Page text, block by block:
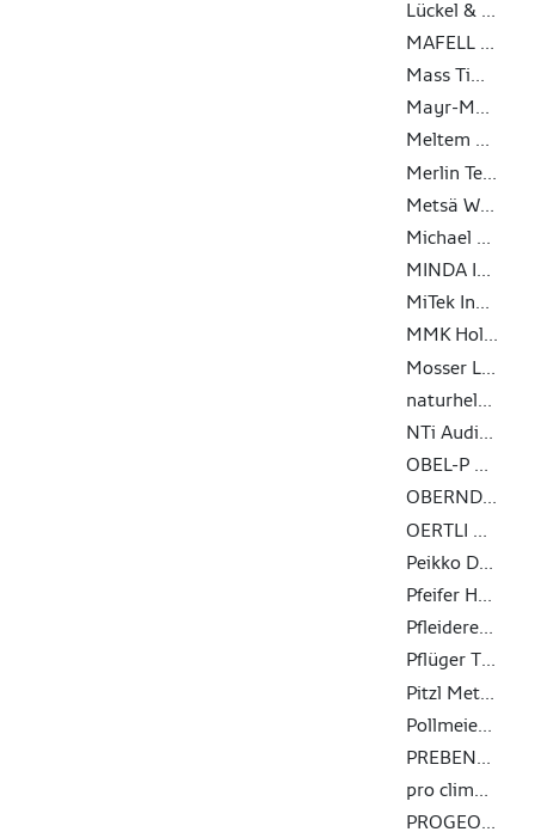
Lückel & Partner
MAFELL AG
Mass Timber Solutions GmbH
Mayr-Melnhof Holz Holding AG
Meltem GmbH
Merlin Technology GmbH
Metsä Wood
Michael Weinig Aktiengesellschaft
MINDA Industrieanlagen GmbH
MiTek Industries GmbH
MMK Holz Beton-Fertigteile GmbH
Mosser Leimholz Gesellschaft m. b. H.
naturheld GmbH & Co. KG
NTi Audio AG
OBEL-P AUTOMATION A/S
OBERNDORFER Hybrid Systems GmbH
OERTLI Werkzeuge AG
Peikko Deutschland GmbH
Pfeifer Holding GmbH
Pfleiderer Deutschland GmbH
Pflüger TOB GmbH
Pitzl Metallbau GmbH & Co. KG
Pollmeier Massivholz GmbH & Co.KG
PREBENA Wilfried Bornemann GmbH & Co. KG
pro clima - MOLL bauökologische Produkte GmbH
PROGEO Monitoring GmbH & Co. KG